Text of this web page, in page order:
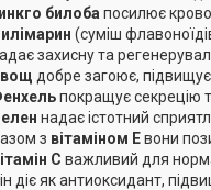
билоба посилює
(суміш
захисну та
добре загоює, підвищує
покращує секрецію
надає істотний
з вітаміном Евони
С важливий для
діє як антиоксидант,